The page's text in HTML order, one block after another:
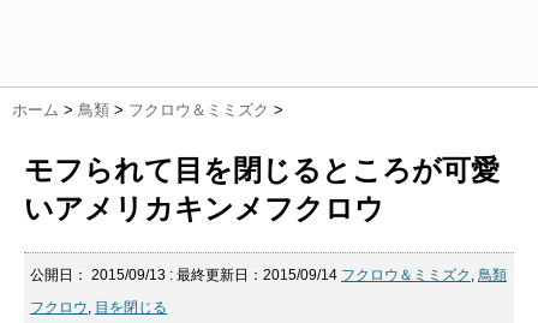
ホーム > 鳥類 > フクロウ＆ミミズク >
モフられて目を閉じるところが可愛
いアメリカキンメフクロウ
公開日： 2015/09/13 : 最終更新日：2015/09/14 フクロウ＆ミミズク , 鳥類
フクロウ, 目を閉じる